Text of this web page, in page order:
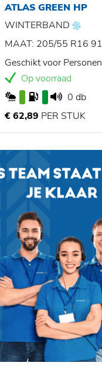
ATLAS GREEN HP
WINTERBAND
MAAT: 205/55 R16
Geschikt voor
Op voorraad
0 db
€ 62,89 PER STUK